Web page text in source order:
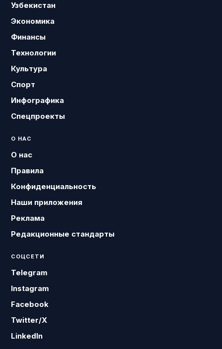
Узбекистан
Экономика
Финансы
Технологии
Культура
Спорт
Инфографика
Спецпроекты
О НАС
О нас
Правила
Конфиденциальность
Наши приложения
Реклама
Редакционные стандарты
СОЦСЕТИ
Telegram
Instagram
Facebook
Twitter/X
LinkedIn